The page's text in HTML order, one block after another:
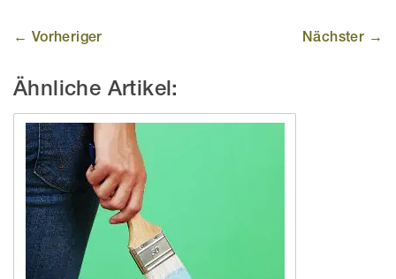
← Vorheriger Nächster →
Ähnliche Artikel: